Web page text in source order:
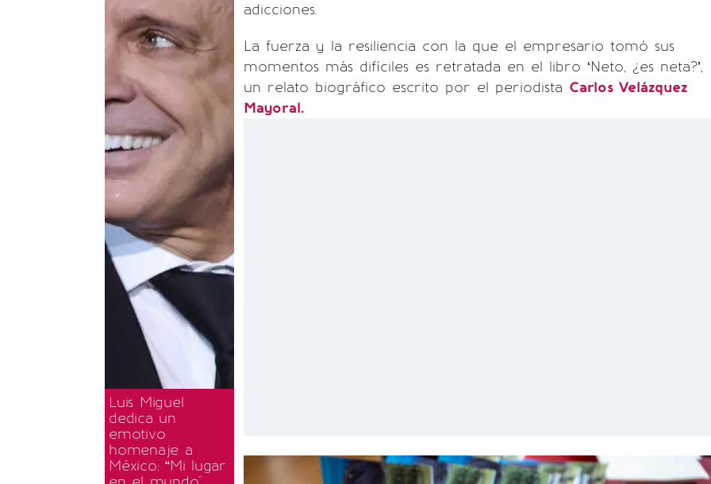
Luis Miguel
dedica un
emotivo
homenaje a
México: “Mi lugar
adicciones.
La fuerza y la resiliencia con la que el empresario tomó sus
momentos más difíciles es retratada en el libro ‘Neto, ¿es neta?’,
un relato biográfico escrito por el periodista Carlos Velázquez
Mayoral.